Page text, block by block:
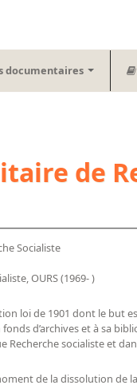
documentaires
de
Socialiste
Office universitaire de recherche socialiste, OURS (1969- )
loi de 1901 dont le
fonds d’archives et à sa
socialiste et
de la dissolution